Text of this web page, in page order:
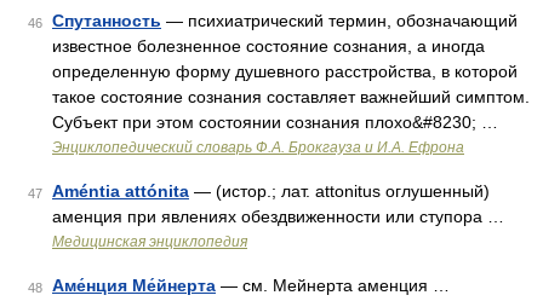
46 Спутанность — психиатрический термин, обозначающий
известное болезненное состояние сознания, а иногда
определенную форму душевного расстройства, в которой
такое состояние сознания составляет важнейший симптом.
Субъект при этом состоянии сознания плохо&#8230; …
Энциклопедический словарь Ф.А. Брокгауза и И.А. Ефрона
47 Améntia attónita — (истор.; лат. attonitus оглушенный)
аменция при явлениях обездвиженности или ступора …
Медицинская энциклопедия
48 Аме́нция Ме́йнерта — см. Мейнерта аменция …